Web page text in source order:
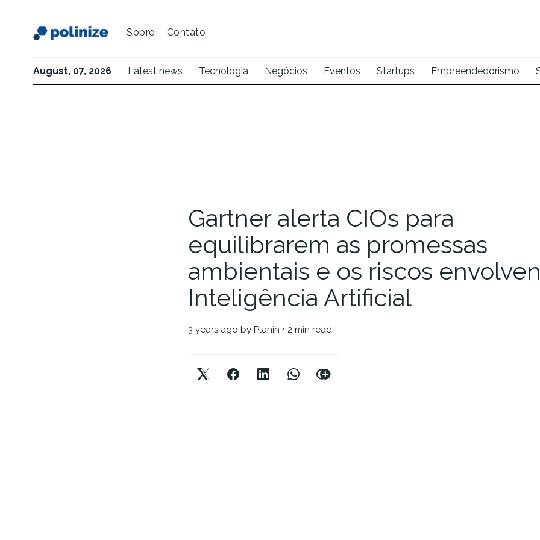
Sobre Contato
August, 07, 2026 Latest news Tecnologia Negócios Eventos Startups Empreendedorismo
Gartner alerta CIOs para
equilibrarem as promessas
ambientais e os riscos
Inteligência Artificial
3 years ago by Planin • 2 min read